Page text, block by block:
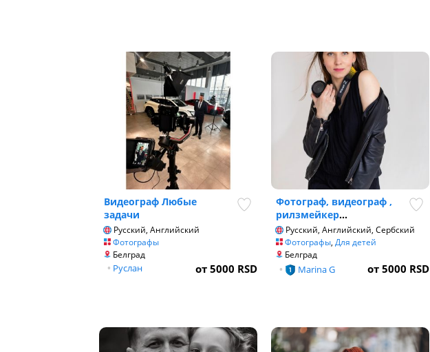
Видеограф Любые
задачи
Русский, Английский
Фотографы
Белград
от 5000 RSD
• Руслан
Фотограф, видеограф ,
рилзмейкер...
Русский, Английский, Сербский
Фотографы,Для детей
Белград
от 5000 RSD
• Marina G